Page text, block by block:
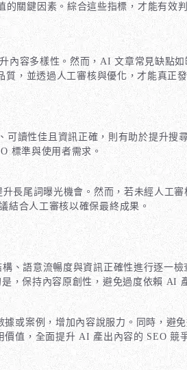
的關鍵因素。綜合這些指標，才能有效
內容多樣性。然而，AI 文章常見缺點
質，並透過人工審核與優化，才能真正
可讀性佳且資訊正確，則有助於提升搜
標準與使用者需求。
長尾詞曝光機會。然而，若未經人工
結合人工審核以確保最終成果。
、語意流暢度與資訊正確性進行逐一檢
，保持內容原創性，避免過度依賴 AI
或案例，增加內容說服力。同時，避
值，全面提升 AI 產出內容的 SEO 競